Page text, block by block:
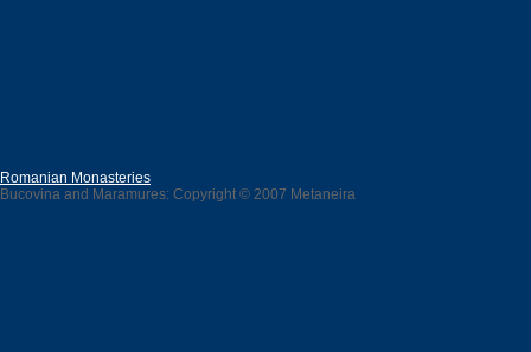
Romanian Monasteries
Bucovina and Maramures: Copyright © 2007 Metaneira